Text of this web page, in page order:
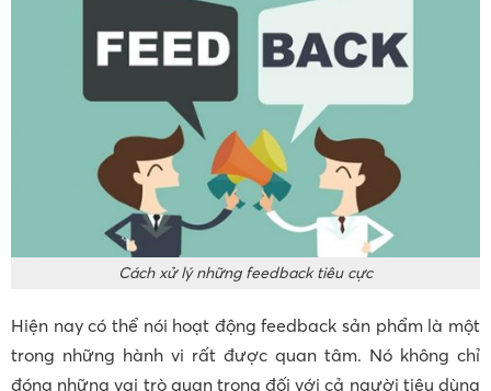
Cách xử lý những feedback tiêu cực
Hiện nay có thể nói hoạt động feedback sản phẩm là một
trong những hành vi rất được quan tâm. Nó không chỉ
đóng những vai trò quan trọng đối với cả người tiêu dùng